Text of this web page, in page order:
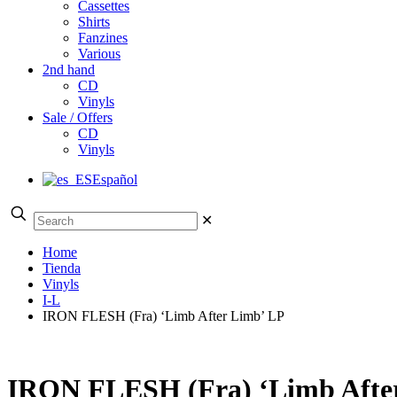
Cassettes
Shirts
Fanzines
Various
2nd hand
CD
Vinyls
Sale / Offers
CD
Vinyls
Español
✕
Home
Tienda
Vinyls
I-L
IRON FLESH (Fra) ‘Limb After Limb’ LP
IRON FLESH (Fra) ‘Limb